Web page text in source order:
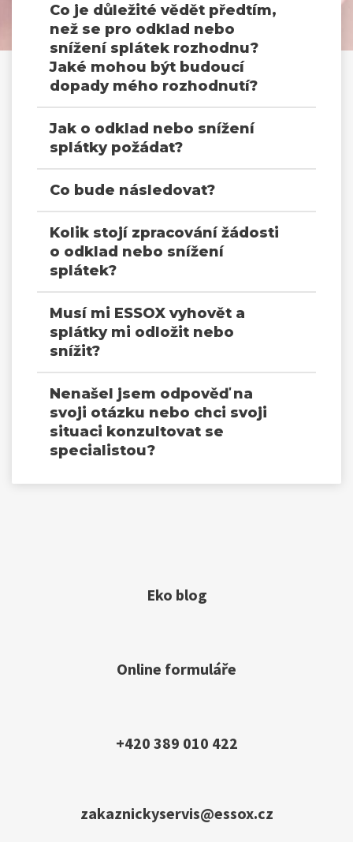
Co je důležité vědět předtím,
než se pro odklad nebo
snížení splátek rozhodnu?
Jaké mohou být budoucí
dopady mého rozhodnutí?
Jak o odklad nebo snížení
splátky požádat?
Co bude následovat?
Kolik stojí zpracování žádosti
o odklad nebo snížení
splátek?
Musí mi ESSOX vyhovět a
splátky mi odložit nebo
snížit?
Nenašel jsem odpověď na
svoji otázku nebo chci svoji
situaci konzultovat se
specialistou?
Eko blog
Online formuláře
+420 389 010 422
zakaznickyservis@essox.cz